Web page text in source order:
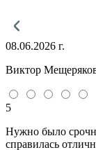
08.06.2026 г.
Виктор
5
Нужно было
справилась